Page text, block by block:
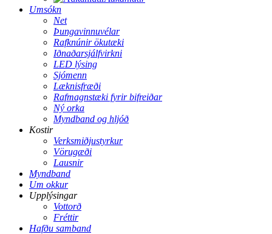
Umsókn
Net
Þungavinnuvélar
Rafknúnir ökutæki
Iðnaðarsjálfvirkni
LED lýsing
Sjómenn
Læknisfræði
Rafmagnstæki fyrir bifreiðar
Ný orka
Myndband og hljóð
Kostir
Verksmiðjustyrkur
Vörugæði
Lausnir
Myndband
Um okkur
Upplýsingar
Vottorð
Fréttir
Hafðu samband